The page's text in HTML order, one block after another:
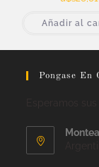
Añadir al
Pongase En